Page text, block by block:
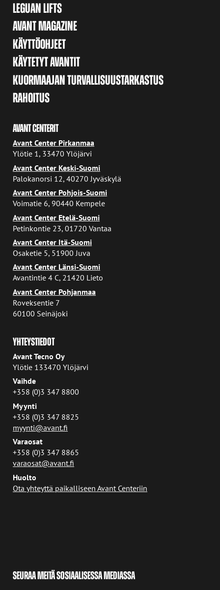
LEGUAN LIFTS
AVANT MAGAZINE
KÄYTTÖOHJEET
KÄYTETYT AVANTIT
KUORMAAJAN TURVALLISUUSTARKASTUS
RAHOITUS
AVANT CENTERIT
Avant Center Pirkanmaa
Ylötie 1, 33470 Ylöjärvi
Avant Center Keski-Suomi
Palokanorsi 12, 40270 Jyväskylä
Avant Center Pohjois-Suomi
Voimatie 6, 90440 Kempele
Avant Center Etelä-Suomi
Petinkontie 23, 01720 Vantaa
Avant Center Itä-Suomi
Osaketie 5, 51900 Juva
Avant Center Länsi-Suomi
Avantintie 4 C, 21420 Lieto
Avant Center Pohjanmaa
Roveksentie 7
60100 Seinäjoki
YHTEYSTIEDOT
Avant Tecno Oy
Ylötie 133470 Ylöjärvi
Vaihde
+358 (0)3 347 8800
Myynti
+358 (0)3 347 8825
myynti@avant.fi
Varaosat
+358 (0)3 347 8865
varaosat@avant.fi
Huolto
Ota yhteyttä paikalliseen Avant Centeriin
SEURAA MEITÄ SOSIAALISESSA MEDIASSA